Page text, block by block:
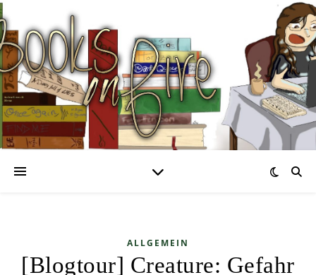
ALLGEMEIN
[Blogtour] Creature: Gefahr